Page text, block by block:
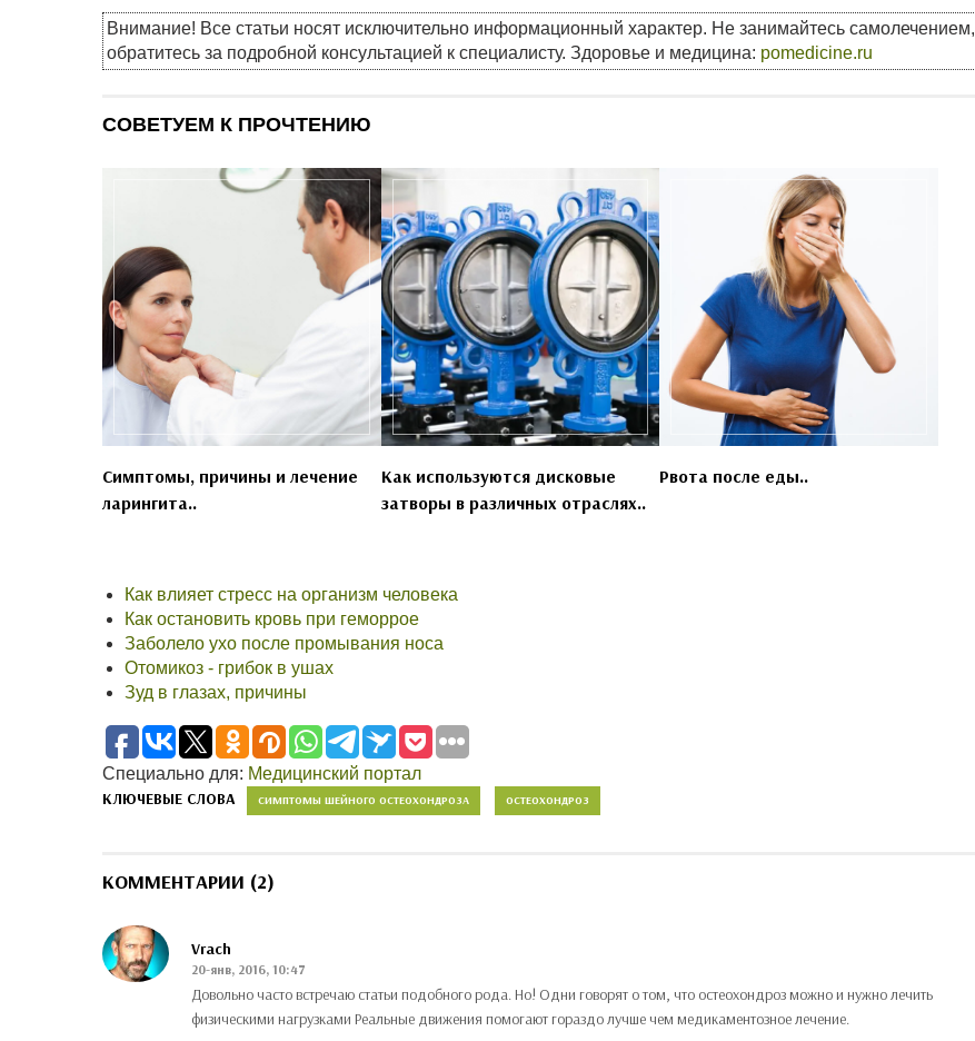
Внимание! Все статьи носят исключительно информационный характер. Не занимайтесь самолечением,
обратитесь за подробной консультацией к специалисту. Здоровье и медицина: pomedicine.ru
СОВЕТУЕМ К ПРОЧТЕНИЮ
Симптомы, причины и лечение
ларингита..
Как используются дисковые
затворы в различных отраслях..
Рвота после еды..
Как влияет стресс на организм человека
Как остановить кровь при геморрое
Заболело ухо после промывания носа
Отомикоз - грибок в ушах
Зуд в глазах, причины
Специально для: Медицинский портал
КЛЮЧЕВЫЕ СЛОВА СИМПТОМЫ ШЕЙНОГО ОСТЕОХОНДРОЗА ОСТЕОХОНДРОЗ
КОММЕНТАРИИ (2)
Vrach
20-янв, 2016, 10:47
Довольно часто встречаю статьи подобного рода. Но! Одни говорят о том, что остеохондроз можно и нужно лечить
физическими нагрузками Реальные движения помогают гораздо лучше чем медикаментозное лечение.